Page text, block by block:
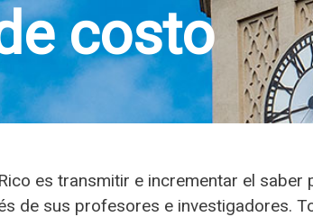
costo
es transmitir e incrementar el
de sus profesores e investigadores.